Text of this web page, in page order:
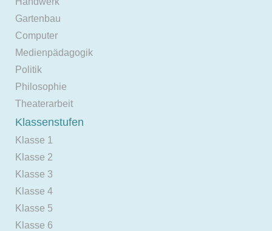
Gartenbau
Computer
Medienpädagogik
Politik
Philosophie
Theaterarbeit
Klassenstufen
Klasse 1
Klasse 2
Klasse 3
Klasse 4
Klasse 5
Klasse 6